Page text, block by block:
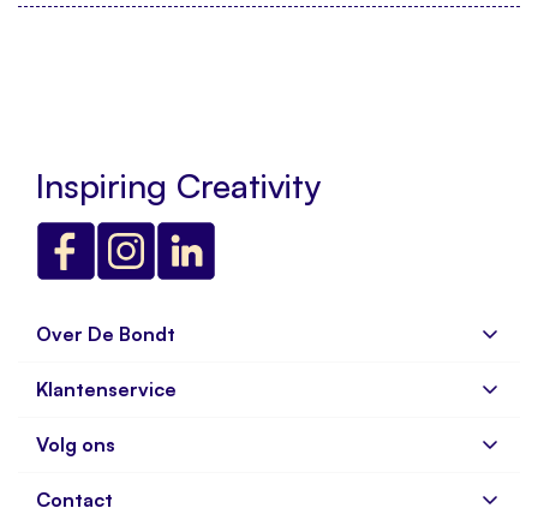
Inspiring Creativity
Over De Bondt
Over ons
Vacatures
Klantenservice
Veelgestelde vragen
Volg ons
Aanmelden nieuwsbrief
Contact